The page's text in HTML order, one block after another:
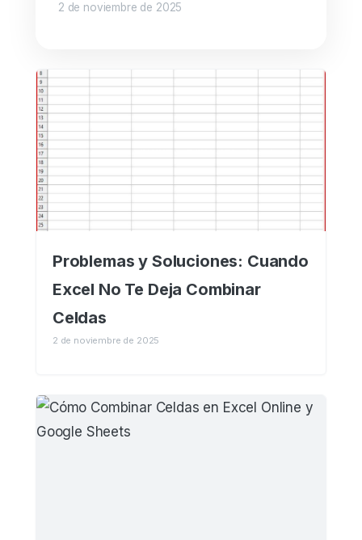
2 de noviembre de 2025
Problemas y Soluciones: Cuando
Excel No Te Deja Combinar
Celdas
2 de noviembre de 2025